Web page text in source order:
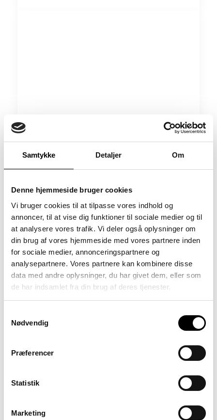
Samtykke Detaljer Om
Denne hjemmeside bruger cookies
Vi bruger cookies til at tilpasse vores indhold og
annoncer, til at vise dig funktioner til sociale medier og til
at analysere vores trafik. Vi deler også oplysninger om
din brug af vores hjemmeside med vores partnere inden
for sociale medier, annonceringspartnere og
analysepartnere. Vores partnere kan kombinere disse
data med andre oplysninger, du har givet dem, eller som
de har indsamlet fra din brug af deres tjenester.
Nødvendig
Præferencer
Statistik
Marketing
Hvad er Perspex® Frost?
Perspex Frost akryl har 2 flotte
matte overflader som giver en
effekt der minder om det man ser
ved sandblæsning af glas. Perspex
®
til flere flotte pastel farver og